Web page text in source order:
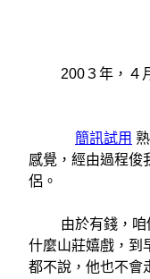
200３年，４
簡訊試用
感覺，經由過程俊
侶。
由於有錢，咱們
什麼山莊嬉戲，到
都不說，他也不會